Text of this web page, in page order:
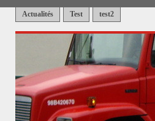
Actualités Test test2